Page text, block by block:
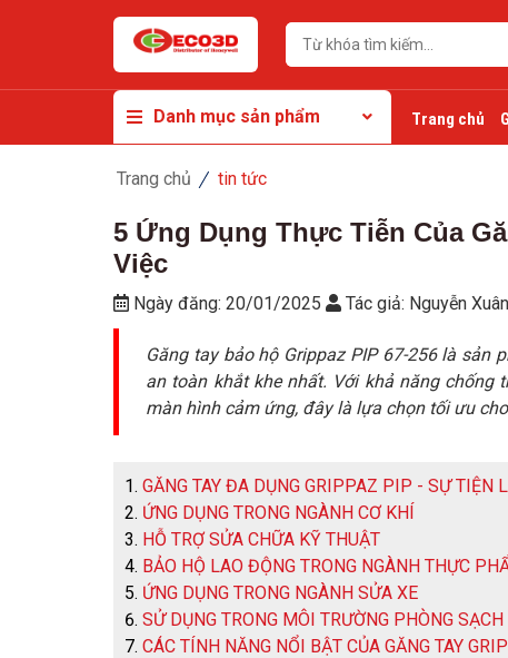
Danh mục sản phẩm Trang chủ
Trang chủ tin tức
5 Ứng Dụng Thực Tiễn Của
Việc
Ngày đăng: 20/01/2025 Tác giả: Nguyễn
Găng tay bảo hộ Grippaz PIP 67-256 là
an toàn khắt khe nhất. Với khả năng chống
màn hình cảm ứng, đây là lựa chọn tối ưu
GĂNG TAY ĐA DỤNG GRIPPAZ PIP - SỰ TIỆN
ỨNG DỤNG TRONG NGÀNH CƠ KHÍ
HỖ TRỢ SỬA CHỮA KỸ THUẬT
BẢO HỘ LAO ĐỘNG TRONG NGÀNH THỰC
ỨNG DỤNG TRONG NGÀNH SỬA XE
SỬ DỤNG TRONG MÔI TRƯỜNG PHÒNG SẠCH
CÁC TÍNH NĂNG NỔI BẬT CỦA GĂNG TAY